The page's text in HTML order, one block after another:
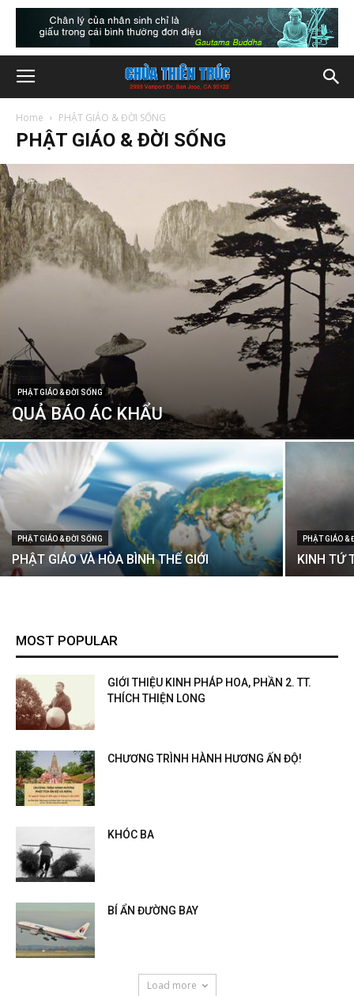
Home PHẬT GIÁO & ĐỜI SỐNG
PHẬT GIÁO & ĐỜI SỐNG
PHẬT GIÁO & ĐỜI SỐNG
QUẢ BÁO ÁC KHẨU
PHẬT GIÁO & ĐỜI SỐNG
PHẬT GIÁO VÀ HÒA BÌNH THẾ GIỚI
PHẬT GIÁO &
KINH TỨ
MOST POPULAR
GIỚI THIỆU KINH PHÁP HOA, PHẦN 2. TT.
THÍCH THIỆN LONG
CHƯƠNG TRÌNH HÀNH HƯƠNG ẤN ĐỘ!
KHÓC BA
BÍ ẨN ĐƯỜNG BAY
Load more